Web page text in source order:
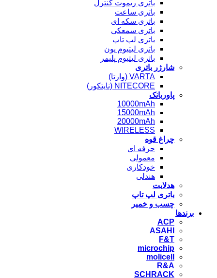
باتری ریموت کنترل
باتری ساعت
باتری سکه ای
باتری سمعکی
باتری لپ تاپ
باتری لیتیوم یون
باتری لیتیوم پلیمر
شارژر باتری
VARTA (وارتا)
NITECORE (نایتکور)
پاوربانک
10000mAh
15000mAh
20000mAh
WIRELESS
چراغ قوه
حرفه ای
معمولی
خودکاری
هندلی
هدلایت
باتری لپ تاپ
چسب و خمیر
برندها
ACP
ASAHI
F&T
microchip
molicell
R&A
SCHRACK